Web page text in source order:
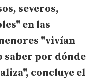
severos,
" en las
"vivían
saber por dónde
", concluye el